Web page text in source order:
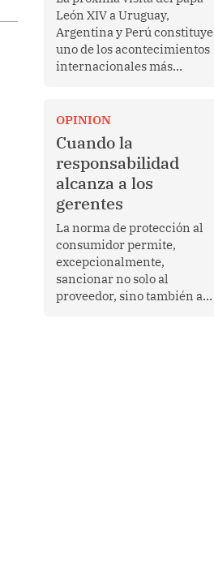
León XIV a Uruguay,
Argentina y Perú constituye
uno de los acontecimientos
internacionales más
Más allá de su dimensión
religiosa, esta gira
representa una oportunidad
para reafirmar el valor del
diálogo, fortalecer los
vínculos entre los pueblos y
proyectar una imagen de
cooperación en una región
que enfrenta desafíos en
materia de desarrollo,
cohesión social y
gobernabilidad.
OPINION
Cuando la
responsabilidad
alcanza a los
gerentes
La norma de protección al
consumidor permite,
excepcionalmente,
sancionar no solo al
proveedor, sino también a